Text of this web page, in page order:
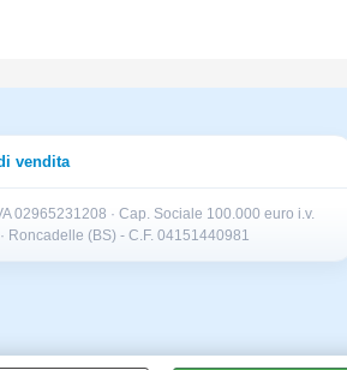
vendita
02965231208 · Cap. Sociale 100.000 euro i.v.
Roncadelle (BS) - C.F. 04151440981